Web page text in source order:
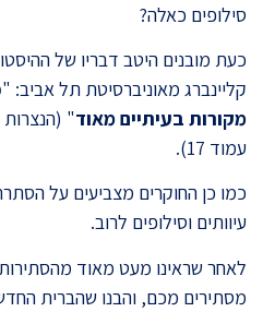
סילופים כאלה?
כעת מובנים היטב דבריו של
קליינברג מאוניברסיטת תל אביב: "
מקורות בעיתיים מאוד"
עמוד 17).
כמו כן החוקרים מצביעים על
עיוותים וסילופים לרוב.
לאחר שראינו מעט מאוד מהסתירות
מסתירים מכם, והבנו שהברית